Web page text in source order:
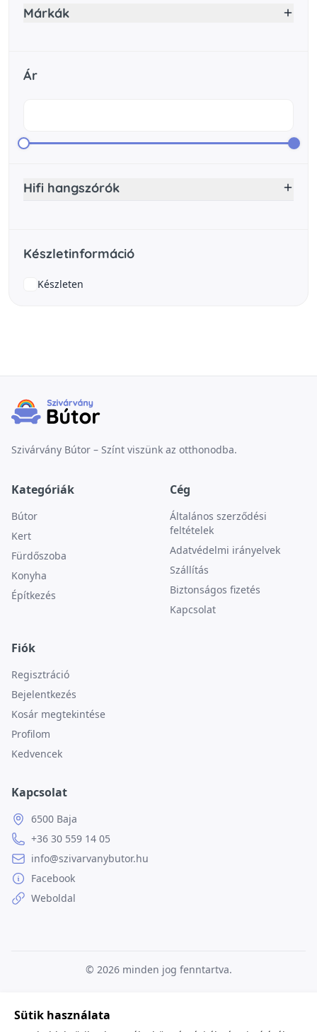
Márkák
Ár
Hifi hangszórók
Készletinformáció
Készleten
Szivárvány Bútor – Színt viszünk az otthonodba.
Kategóriák
Bútor
Kert
Fürdőszoba
Konyha
Építkezés
Cég
Általános szerződési
feltételek
Adatvédelmi irányelvek
Szállítás
Biztonságos fizetés
Kapcsolat
Fiók
Regisztráció
Bejelentkezés
Kosár megtekintése
Profilom
Kedvencek
Kapcsolat
6500 Baja
+36 30 559 14 05
info@szivarvanybutor.hu
Facebook
Weboldal
© 2026 minden jog fenntartva.
Sütik használata